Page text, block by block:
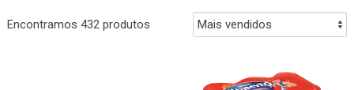
Encontramos 432 produtos